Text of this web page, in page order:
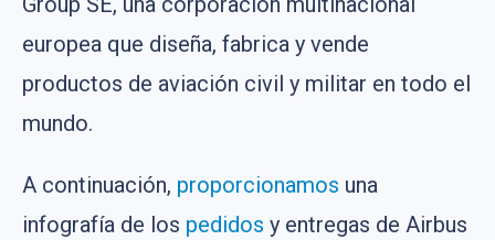
europea que diseña, fabrica y vende
productos de aviación civil y militar en todo el
mundo.
A continuación, proporcionamos una
infografía de los pedidos y entregas de Airbus